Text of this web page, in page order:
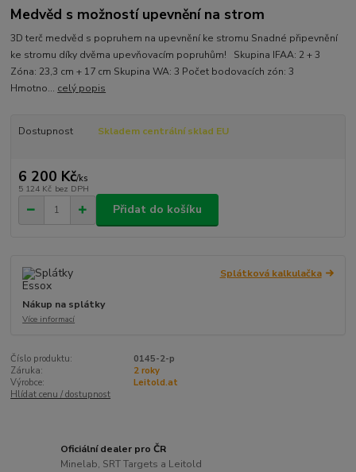
Medvěd s možností upevnění na strom
3D terč medvěd s popruhem na upevnění ke stromu Snadné připevnění
ke stromu díky dvěma upevňovacím popruhům! Skupina IFAA: 2 + 3
Zóna: 23,3 cm + 17 cm Skupina WA: 3 Počet bodovacích zón: 3
Hmotno... celý popis
Dostupnost Skladem centrální sklad EU
6 200 Kč/ks
5 124 Kč bez DPH
Přidat do košíku
Splátková kalkulačka
Nákup na splátky
Více informací
Číslo produktu:
0145-2-p
Záruka:
2 roky
Výrobce:
Leitold.at
Hlídat cenu / dostupnost
Oficiální dealer pro ČR
Minelab, SRT Targets a Leitold